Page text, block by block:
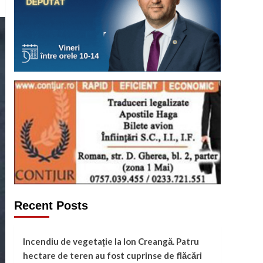
Recent Posts
Incendiu de vegetație la Ion Creangă. Patru
hectare de teren au fost cuprinse de flăcări